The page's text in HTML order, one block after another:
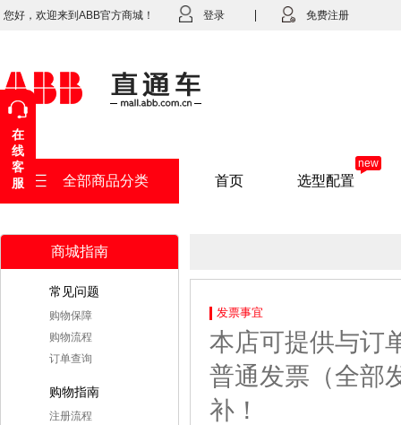
您好，欢迎来到ABB官方商城！ 登录 免费注册
全部商品分类 首页 选型配置
new
商城指南
常见问题
购物保障
购物流程
订单查询
购物指南
注册流程
发票事宜
本店可提供与订
普通发票（全部
补！
在
线
客
服